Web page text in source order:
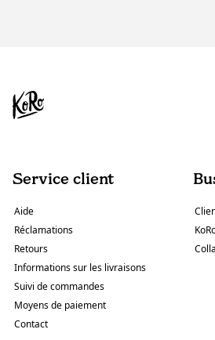
Service client
Aide
Réclamations
Retours
Informations sur les livraisons
Suivi de commandes
Moyens de paiement
Contact